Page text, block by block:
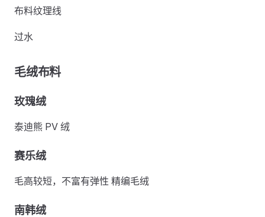
布料纹理线
过水
毛绒布料
玫瑰绒
泰迪熊 PV 绒
赛乐绒
毛高较短，不富有弹性 精编毛绒
南韩绒